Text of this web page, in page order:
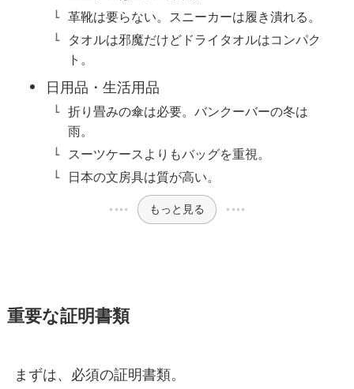
革靴は要らない。スニーカーは履き潰れる。
タオルは邪魔だけどドライタオルはコンパク
ト。
日用品・生活用品
折り畳みの傘は必要。バンクーバーの冬は
雨。
スーツケースよりもバッグを重視。
日本の文房具は質が高い。
もっと見る
重要な証明書類
まずは、必須の証明書類。